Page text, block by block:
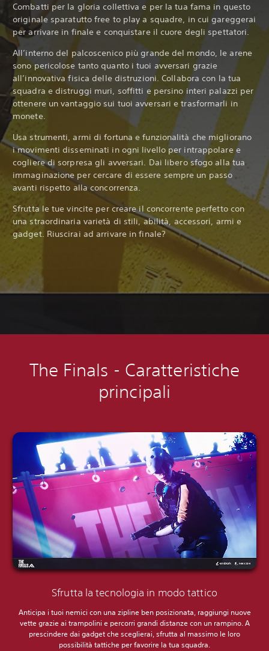
Combatti per la gloria collettiva e per la tua fama in questo
originale sparatutto free to play a squadre, in cui gareggerai
per arrivare in finale e conquistare il cuore degli spettatori.‎
All’interno del palcoscenico più grande del mondo, le arene
sono pericolose tanto quanto i tuoi avversari grazie
all’innovativa fisica delle distruzioni. Collabora con la tua
squadra e distruggi muri, soffitti e persino interi palazzi per
ottenere un vantaggio sui tuoi avversari e trasformarli in
monete.‎
Usa strumenti, armi di fortuna e funzionalità che migliorano
i movimenti disseminati in ogni livello per intrappolare e
cogliere di sorpresa gli avversari. Dai libero sfogo alla tua
immaginazione per cercare di essere sempre un passo
avanti rispetto alla concorrenza.
Sfrutta le tue vincite per creare il concorrente perfetto con
una straordinaria varietà di stili, abilità, accessori, armi e
gadget. Riuscirai ad arrivare in finale?
The Finals - Caratteristiche
principali
Sfrutta la tecnologia in modo tattico
Anticipa i tuoi nemici con una zipline ben posizionata, raggiungi nuove
vette grazie ai trampolini e percorri grandi distanze con un rampino. A
prescindere dai gadget che sceglierai, sfrutta al massimo le loro
possibilità tattiche per favorire la tua squadra.